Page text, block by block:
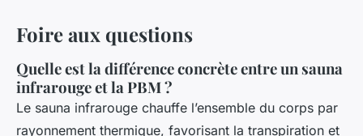
Foire aux questions
Quelle est la différence concrète entre un sauna
infrarouge et la PBM ?
Le sauna infrarouge chauffe l’ensemble du corps par
rayonnement thermique, favorisant la transpiration et